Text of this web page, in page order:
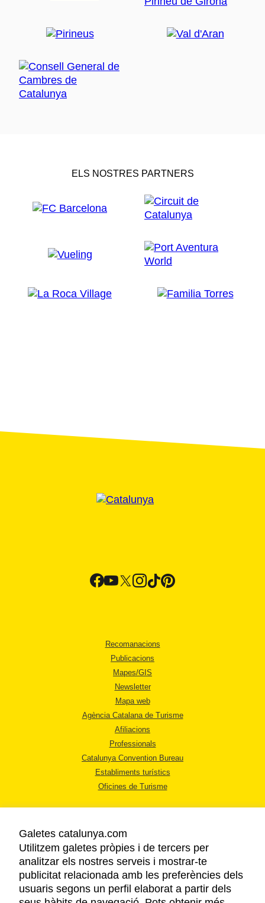
ELS NOSTRES PARTNERS
Recomanacions
Publicacions
Mapes/GIS
Newsletter
Mapa web
Agència Catalana de Turisme
Afiliacions
Professionals
Catalunya Convention Bureau
Establiments turístics
Oficines de Turisme
AVÍS LEGAL
POLÍTICA DE PRIVACITAT
COOKIES
Galetes catalunya.com
Utilitzem galetes pròpies i de tercers per
analitzar els nostres serveis i mostrar-te
publicitat relacionada amb les preferències dels
usuaris segons un perfil elaborat a partir dels